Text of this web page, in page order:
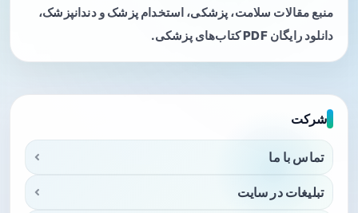
منبع مقالات سلامت، پزشکی، استخدام پزشک و دندانپزشک،
دانلود رایگان PDF کتاب‌های پزشکی.
شرکت
تماس با ما
تبلیغات در سایت